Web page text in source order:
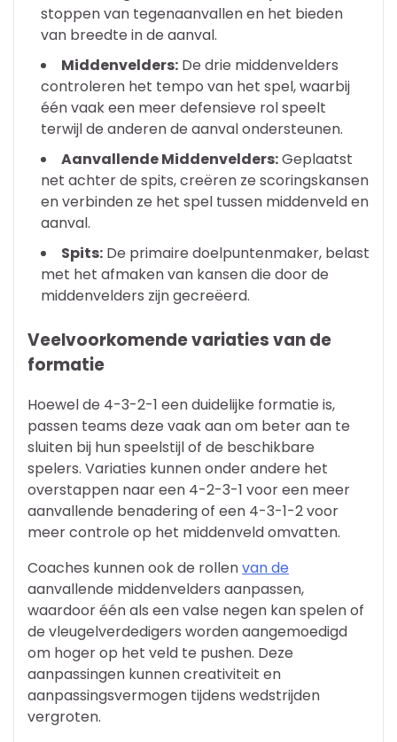
stoppen van tegenaanvallen en het bieden
van breedte in de aanval.
Middenvelders: De drie middenvelders
controleren het tempo van het spel, waarbij
één vaak een meer defensieve rol speelt
terwijl de anderen de aanval ondersteunen.
Aanvallende Middenvelders:Geplaatst
net achter de spits, creëren ze scoringskansen
en verbinden ze het spel tussen middenveld en
aanval.
Spits: De primaire doelpuntenmaker, belast
met het afmaken van kansen die door de
middenvelders zijn gecreëerd.
Veelvoorkomende variaties van de
formatie
Hoewel de 4-3-2-1 een duidelijke formatie is,
passen teams deze vaak aan om beter aan te
sluiten bij hun speelstijl of de beschikbare
spelers. Variaties kunnen onder andere het
overstappen naar een 4-2-3-1 voor een meer
aanvallende benadering of een 4-3-1-2 voor
meer controle op het middenveld omvatten.
Coaches kunnen ook de rollenvan de
aanvallende middenvelders aanpassen,
waardoor één als een valse negen kan spelen of
de vleugelverdedigers worden aangemoedigd
om hoger op het veld te pushen. Deze
aanpassingen kunnen creativiteit en
aanpassingsvermogen tijdens wedstrijden
vergroten.